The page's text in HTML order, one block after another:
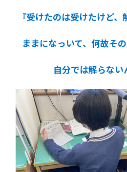
『受けたのは受けたけど
ままになっいて、何故そ
自分では解らない